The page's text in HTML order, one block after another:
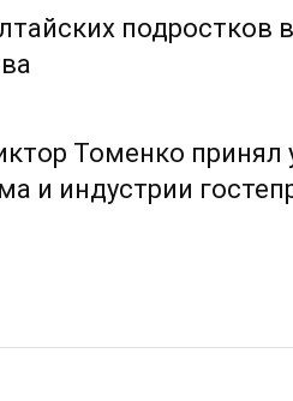
подростков
Томенко принял
и индустрии